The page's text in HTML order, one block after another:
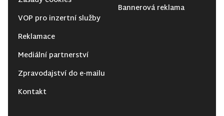
VOP pro inzertní služby
Reklamace
Mediální partnerství
Zpravodajství do e-mailu
Kontakt
Bannerová reklama